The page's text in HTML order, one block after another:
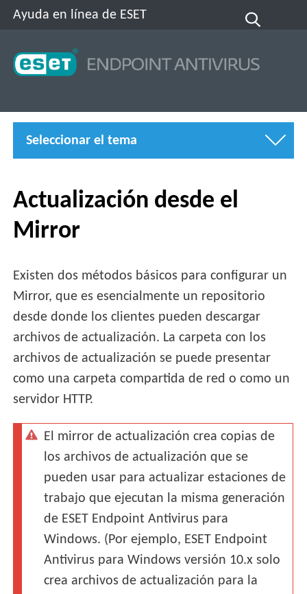
Ayuda en línea de ESET
Seleccionar el tema
Actualización desde el
Mirror
Existen dos métodos básicos para configurar un
Mirror, que es esencialmente un repositorio
desde donde los clientes pueden descargar
archivos de actualización. La carpeta con los
archivos de actualización se puede presentar
como una carpeta compartida de red o como un
servidor HTTP.
El mirror de actualización crea copias de
los archivos de actualización que se
pueden usar para actualizar estaciones de
trabajo que ejecutan la misma generación
de ESET Endpoint Antivirus para
Windows. (Por ejemplo, ESET Endpoint
Antivirus para Windows versión 10.x solo
crea archivos de actualización para la